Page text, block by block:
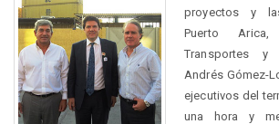
proyectos y
Puerto
Transportes y
Andrés Gómez-
ejecutivos del
una hora y